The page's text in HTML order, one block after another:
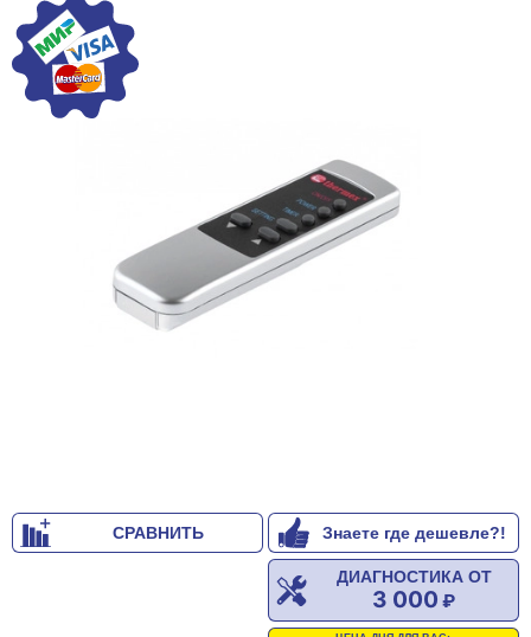
СРАВНИТЬ Знаете где дешевле?!
ДИАГНОСТИКА ОТ
3 000